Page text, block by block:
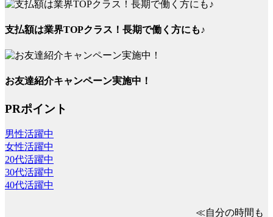
支払額は業界TOPクラス！長期で働く方にも♪
お友達紹介キャンペーン実施中！
PRポイント
男性活躍中
女性活躍中
20代活躍中
30代活躍中
40代活躍中
≪自分の時間も